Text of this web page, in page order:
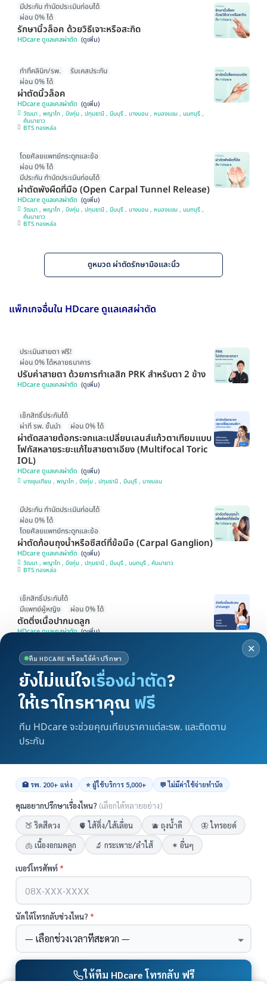
✕
ทีม HDCARE พร้อมให้คำปรึกษา
ยังไม่แน่ใจเรื่องผ่าตัด?
ให้เราโทรหาคุณฟรี
ทีม HDcare จะช่วยคุณเทียบราคาแต่ละรพ. และติดตาม
ประกัน
🏥 รพ. 200+ แห่ง ⭐ ผู้ใช้บริการ 5,000+ 💬 ไม่มีค่าใช้จ่ายทำนัด
คุณอยากปรึกษาเรื่องไหน? (เลือกได้หลายอย่าง)
🍑 ริดสีดวง
🫀 ไส้ติ่ง/ไส้เลื่อน 🫐 ถุงน้ำดี
🦋 ไทรอยด์
🫁 เนื้องอกมดลูก
🔬 กระเพาะ/ลำไส้ ✶ อื่นๆ
เบอร์โทรศัพท์ *
นัดให้โทรกลับช่วงไหน? *
ให้ทีม HDcare โทรกลับ ฟรี
มีประกัน ทำนัดประเมินก่อนได้
ผ่อน 0% ได้
รักษานิ้วล็อค ด้วยวิธีเจาะหรือสะกิด
HDcare ดูแลเคสผ่าตัด
ทำที่คลินิก/รพ.
รับเคสประกัน
ผ่อน 0% ได้
ผ่าตัดนิ้วล็อค
HDcare ดูแลเคสผ่าตัด
วัฒนา , พญาไท , บึงกุ่ม , ปทุมธานี , มีนบุรี , บางบอน , หนองแขม , นนทบุรี ,
คันนายาว
BTS ทองหล่อ
โดยศัลยแพทย์กระดูกและข้อ
ผ่อน 0% ได้
มีประกัน ทำนัดประเมินก่อนได้
ผ่าตัดพังผืดที่มือ (Open Carpal Tunnel Release)
HDcare ดูแลเคสผ่าตัด
วัฒนา , พญาไท , บึงกุ่ม , ปทุมธานี , มีนบุรี , บางบอน , หนองแขม , นนทบุรี ,
คันนายาว
BTS ทองหล่อ
ดูหมวด ผ่าตัดรักษามือและนิ้ว
แพ็กเกจอื่นใน HDcare ดูแลเคสผ่าตัด
ประเมินสายตา ฟรี!
ผ่อน 0% ได้หลายธนาคาร
ปรับค่าสายตา ด้วยการทำเลสิก PRK สำหรับตา 2 ข้าง
HDcare ดูแลเคสผ่าตัด
เช็กสิทธิ์ประกันได้
ผ่าที่ รพ. ชั้นนำ
ผ่อน 0% ได้
ผ่าตัดสลายต้อกระจกและเปลี่ยนเลนส์แก้วตาเทียมแบบ
โฟกัสหลายระยะแก้ไขสายตาเอียง (Multifocal Toric
IOL)
HDcare ดูแลเคสผ่าตัด
บางขุนเทียน , พญาไท , บึงกุ่ม , ปทุมธานี , มีนบุรี , บางบอน
มีประกัน ทำนัดประเมินก่อนได้
ผ่อน 0% ได้
โดยศัลยแพทย์กระดูกและข้อ
ผ่าตัดก้อนถุงน้ำหรือซีสต์ที่ข้อมือ (Carpal Ganglion)
HDcare ดูแลเคสผ่าตัด
วัฒนา , พญาไท , บึงกุ่ม , ปทุมธานี , มีนบุรี , นนทบุรี , คันนายาว
BTS ทองหล่อ
เช็กสิทธิ์ประกันได้
มีแพทย์ผู้หญิง
ผ่อน 0% ได้
ตัดติ่งเนื้อปากมดลูก
HDcare ดูแลเคสผ่าตัด
ผ่อน 0% ได้
มีแพทย์เฉพาะทาง
มีประกัน นัดประเมินได้
ทำหมันหญิงแบบส่องกล้อง
HDcare ดูแลเคสผ่าตัด
นนทบุรี
แอดมินพร้อมดูแลคุณทุกวันทางไลน์
เราใช้คุกกี้เพื่อให้คุณได้รับประสบการณ์ออนไลน์ที่ดีที่สุด